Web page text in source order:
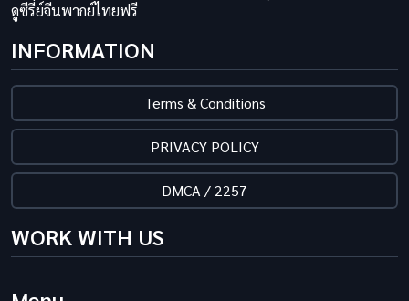
ดูซีรี่ย์จีนพากย์ไทยฟรี
INFORMATION
Terms & Conditions
PRIVACY POLICY
DMCA / 2257
WORK WITH US